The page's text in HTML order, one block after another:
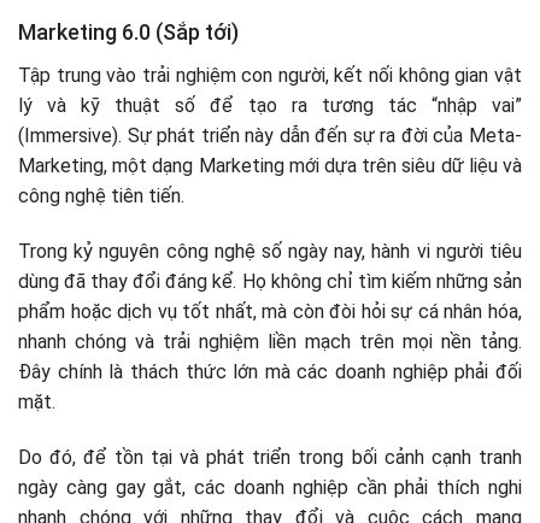
Marketing 6.0 (Sắp tới)
Tập trung vào trải nghiệm con người, kết nối không gian vật
lý và kỹ thuật số để tạo ra tương tác “nhập vai”
(Immersive). Sự phát triển này dẫn đến sự ra đời của Meta-
Marketing, một dạng Marketing mới dựa trên siêu dữ liệu và
công nghệ tiên tiến.
Trong kỷ nguyên công nghệ số ngày nay, hành vi người tiêu
dùng đã thay đổi đáng kể. Họ không chỉ tìm kiếm những sản
phẩm hoặc dịch vụ tốt nhất, mà còn đòi hỏi sự cá nhân hóa,
nhanh chóng và trải nghiệm liền mạch trên mọi nền tảng.
Đây chính là thách thức lớn mà các doanh nghiệp phải đối
mặt.
Do đó, để tồn tại và phát triển trong bối cảnh cạnh tranh
ngày càng gay gắt, các doanh nghiệp cần phải thích nghi
nhanh chóng với những thay đổi và cuộc cách mạng